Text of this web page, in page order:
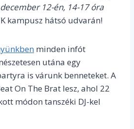
12-én, 14-17 óra
kampusz hátsó udvarán!
minden infót
utána egy
is várunk benneteket. A
On The Brat lesz, ahol 22
módon tanszéki DJ-kel